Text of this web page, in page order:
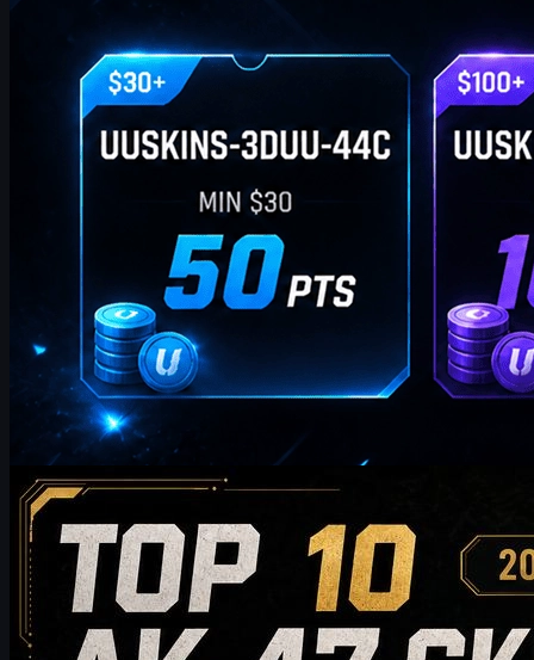
William Miller
Counter-Strike 2mai 20, 2026
Topp 10 AK-47-skins verdt å kjøpe i 2026: Fra
budsjettvennlige valg til anbefalinger for samlere
Oppdag de 10 beste AK-47-skinsene verdt å kjøpe i 2026, fra
rimelige alternativer til eksklusive samlervalg. Denne guiden
sammenligner stil, prisklasse, slitasje, markedsverdi og